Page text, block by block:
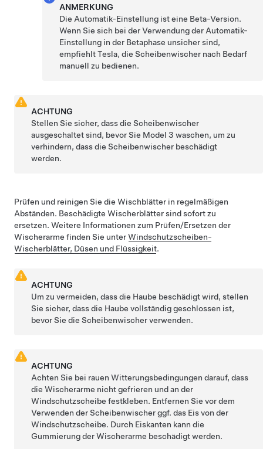
ANMERKUNG
Die Automatik-Einstellung ist eine Beta-Version.
Wenn Sie sich bei der Verwendung der Automatik-
Einstellung in der Betaphase unsicher sind,
empfiehlt Tesla, die Scheibenwischer nach Bedarf
manuell zu bedienen.
ACHTUNG
Stellen Sie sicher, dass die Scheibenwischer
ausgeschaltet sind, bevor Sie Model 3 waschen, um zu
verhindern, dass die Scheibenwischer beschädigt
werden.
Prüfen und reinigen Sie die Wischblätter in regelmäßigen
Abständen. Beschädigte Wischerblätter sind sofort zu
ersetzen. Weitere Informationen zum Prüfen/Ersetzen der
Wischerarme finden Sie unterWindschutzscheiben-
Wischerblätter, Düsen und Flüssigkeit.
ACHTUNG
Um zu vermeiden, dass die Haube beschädigt wird, stellen
Sie sicher, dass die Haube vollständig geschlossen ist,
bevor Sie die Scheibenwischer verwenden.
ACHTUNG
Achten Sie bei rauen Witterungsbedingungen darauf, dass
die Wischerarme nicht gefrieren und an der
Windschutzscheibe festkleben. Entfernen Sie vor dem
Verwenden der Scheibenwischer ggf. das Eis von der
Windschutzscheibe. Durch Eiskanten kann die
Gummierung der Wischerarme beschädigt werden.